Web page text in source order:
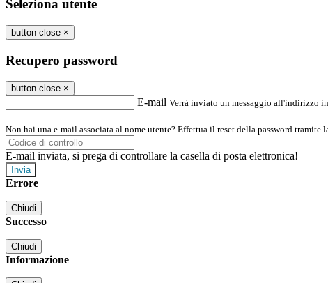
Seleziona utente
button close ×
Recupero password
button close ×
E-mail Verrà inviato un messaggio all'indirizzo
Non hai una e-mail associata al nome utente? Effettua il reset della password tramite
E-mail inviata, si prega di controllare la casella di posta elettronica!
Errore
Chiudi
Successo
Chiudi
Informazione